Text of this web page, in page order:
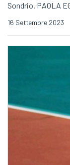
Sondrio. PAOLA
16 Settembre 2023